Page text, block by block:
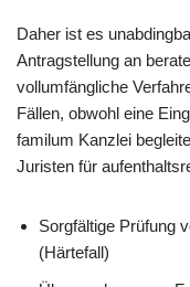
Daher ist es
Antragstellung an
vollumfängliche
Fällen, obwohl eine
familum Kanzlei
Juristen für
Sorgfältige Prüfung
(Härtefall)